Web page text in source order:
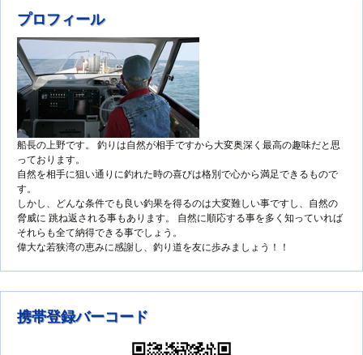
プロフィール
船長の上野です。 釣りは自然が相手ですから大変奥深く最高の趣味だと思
っております。
自然を相手に狙い通りに釣れた時の喜びは格別で心から満足できるもので
す。
しかし、どんな条件でも良い釣果を得るのは大変難しい事ですし、自然の
脅威に 跳ね返される事もあります。 自然に順応する事を多く知っていれば
それらも全て納得できる事でしょう。
偉大な若狭湾の恵みに感謝し、釣り道を友に歩みましょう！！
携帯登録バーコード